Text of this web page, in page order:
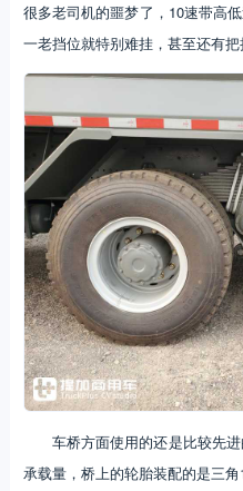
很多老司机的噩梦了，10速带高
一老挡位就特别难挂，甚至还有把
车桥方面使用的还是比较先
承载量，桥上的轮胎装配的是三